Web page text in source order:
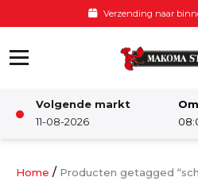
Verzending naar
Volgende markt
11-08-2026
Home / Producten getagged